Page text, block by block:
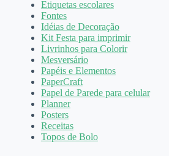
Etiquetas escolares
Fontes
Idéias de Decoração
Kit Festa para imprimir
Livrinhos para Colorir
Mesversário
Papéis e Elementos
PaperCraft
Papel de Parede para celular
Planner
Posters
Receitas
Topos de Bolo